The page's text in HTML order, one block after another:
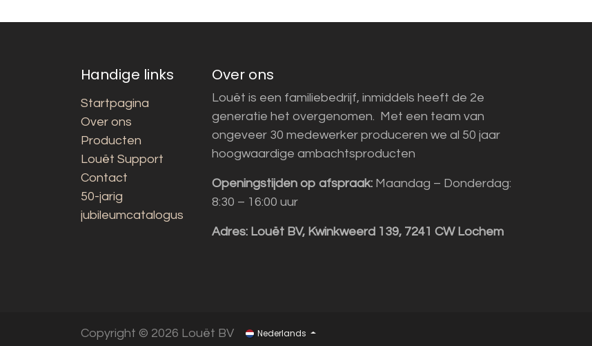
Handige links
Startpagina
Over ons
Producten
Louët Support
Contact
50-jarig
jubileumcatalogus
Over ons
Louët is een familiebedrijf, inmiddels heeft de 2e
generatie het overgenomen. Met een team van
ongeveer 30 medewerker produceren we al 50 jaar
hoogwaardige ambachtsproducten
Openingstijden op afspraak: Maandag – Donderdag:
8:30 – 16:00 uur
Adres: Louët BV, Kwinkweerd 139, 7241 CW Lochem
Copyright © 2026 Louët BV Nederlands